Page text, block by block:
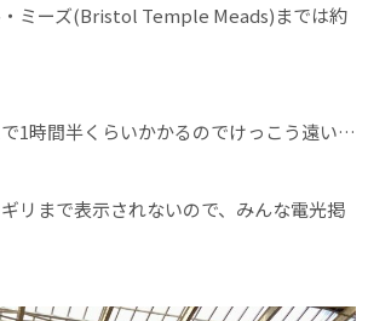
ミーズ(Bristol Temple Meads)までは約
1時間半くらいかかるのでけっこう遠い…
リまで表示されないので、みんな電光掲